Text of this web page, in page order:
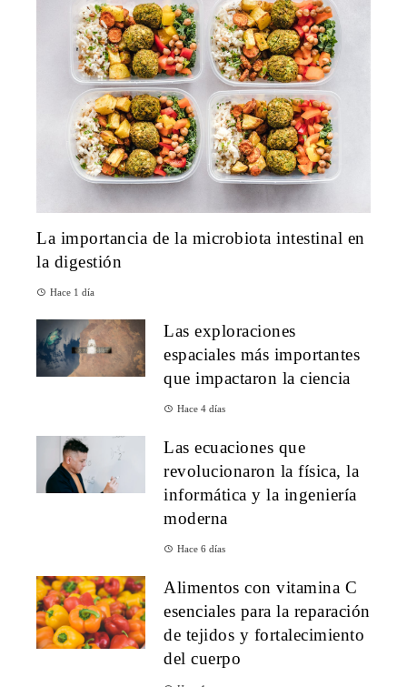
La importancia de la microbiota intestinal en
la digestión
Hace 1 día
Las exploraciones
espaciales más importantes
que impactaron la ciencia
Hace 4 días
Las ecuaciones que
revolucionaron la física, la
informática y la ingeniería
moderna
Hace 6 días
Alimentos con vitamina C
esenciales para la reparación
de tejidos y fortalecimiento
del cuerpo